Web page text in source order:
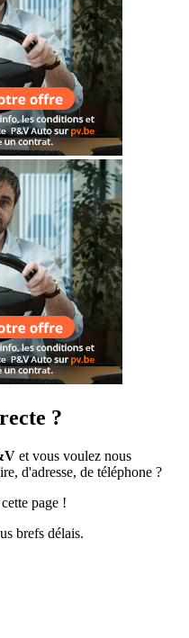
?
et vous voulez nous
d'adresse, de téléphone ?
page !
brefs délais.